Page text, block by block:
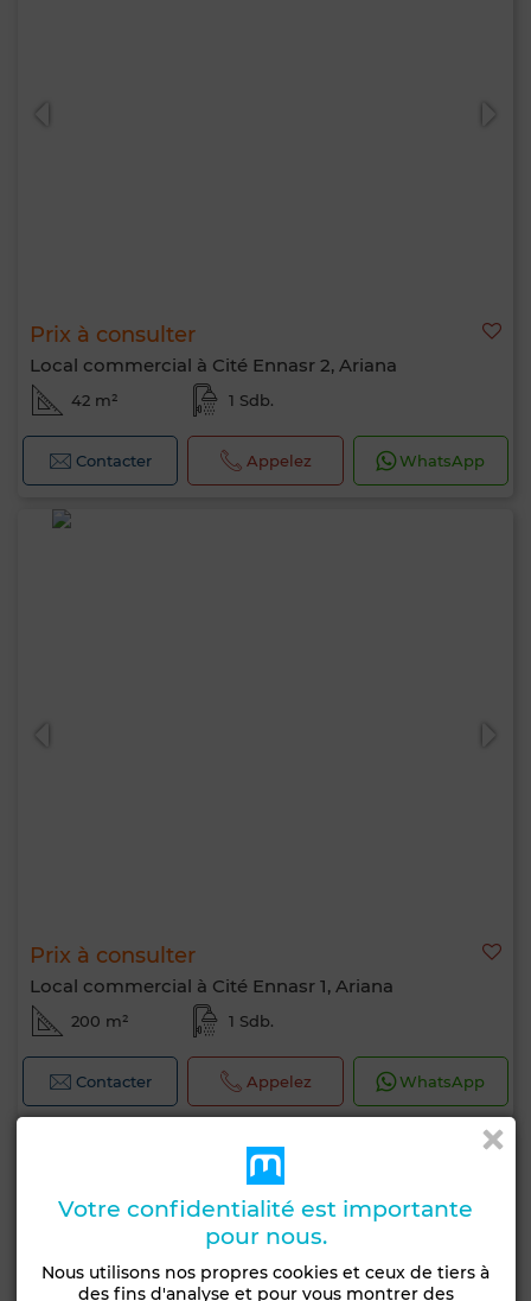
Prix à consulter
Local commercial à Cité Ennasr 2, Ariana
42 m² 1 Sdb.
Contacter Appelez WhatsApp
Prix à consulter
Local commercial à Cité Ennasr 1, Ariana
200 m² 1 Sdb.
Contacter Appelez WhatsApp
Votre confidentialité est importante
pour nous.
Nous utilisons nos propres cookies et ceux de tiers à
des fins d'analyse et pour vous montrer des